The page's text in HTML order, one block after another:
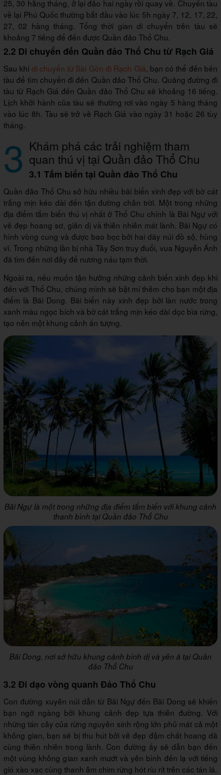
25, 30 hằng tháng, ở lại đảo hai ngày rồi quay về. Chuyến tàu
về lại Phú Quốc thường bắt đầu vào lúc 5h ngày 7, 12, 17, 22,
27, 02 hàng tháng. Tổng thời gian di chuyển trên tàu sẽ
khoảng 7 tiếng để đến được Quần đảo Thổ Chu.
2.2 Di chuyển đến Quần đảo Thổ Chu từ Rạch Giá
Sau khi di chuyển từ Sài Gòn đi Rạch Giá, bạn có thể đến bến
tàu để tìm chuyến đi đến Quần đảo Thổ Chu. Quãng đường đi
tàu từ Rạch Giá đến Quần đảo Thổ Chu sẽ khoảng 16 tiếng.
Lịch khởi hành của tàu sẽ thường rơi vào ngày 5 hàng tháng
vào lúc 8h. Tàu sẽ trở về Rạch Giá vào ngày 31 hoặc 26 tùy
tháng.
3 Khám phá các trải nghiệm tham
quan thú vị tại Quần đảo Thổ Chu
3.1 Tắm biển tại Quần đảo Thổ Chu
Quần đảo Thổ Chu sở hữu nhiều bãi biển xinh đẹp với bờ cát
trắng mịn kéo dài đến tận đường chân trời. Một trong những
địa điểm tắm biển thú vị nhất ở Thổ Chu chính là Bãi Ngự với
vẻ đẹp hoang sơ, giản dị và thiên nhiên mát lành. Bãi Ngự có
hình vòng cung và được bao bọc bởi hai dãy núi đồ sộ, hùng
vĩ. Trong những lần bị nhà Tây Sơn truy đuổi, vua Nguyễn Ánh
đã tìm đến nơi đây để nương náu tạm thời.
Ngoài ra, nếu muốn tận hưởng những cảnh biển xinh đẹp khi
đến với Thổ Chu, chúng mình sẽ bật mí thêm cho bạn một địa
điểm là Bãi Dong. Bãi biển này xinh đẹp bởi làn nước trong
xanh màu ngọc bích và bờ cát trắng mịn kéo dài dọc bìa rừng,
tạo nên một khung cảnh ấn tượng.
Bãi Ngự là một trong những địa điểm tắm biển với khung cảnh
thanh bình tại Quần đảo Thổ Chu
Bãi Dong, nơi sở hữu khung cảnh bình dị và yên ả tại Quần
đảo Thổ Chu
3.2 Đi dạo vòng quanh Đảo Thổ Chu
Con đường xuyên núi dẫn từ Bãi Ngự đến Bãi Dong sẽ khiến
bạn ngỡ ngàng bởi khung cảnh đẹp tựa thiên đường. Với
những tán cây của rừng nguyên sinh rộng lớn phủ mát cả một
không gian, bạn sẽ bị thu hút bởi vẻ đẹp đậm chất hoang dã
cùng thiên nhiên trong lành. Con đường ấy sẽ dẫn bạn đến
một vùng không gian xanh mướt và yên bình đến lạ với tiếng
gió xào xạc cùng thanh âm chim rừng hót ríu rít trên các tán lá.